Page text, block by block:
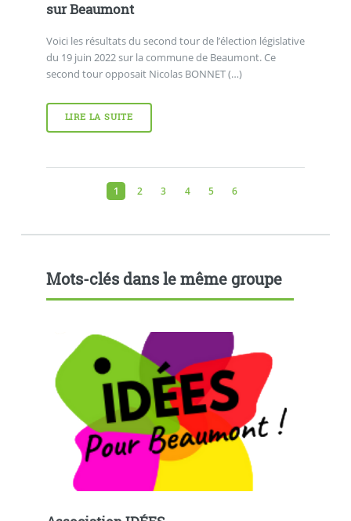
sur Beaumont
Voici les résultats du second tour de l’élection législative
du 19 juin 2022 sur la commune de Beaumont. Ce
second tour opposait Nicolas BONNET (…)
LIRE LA SUITE
1 2 3 4 5 6
Mots-clés dans le même groupe